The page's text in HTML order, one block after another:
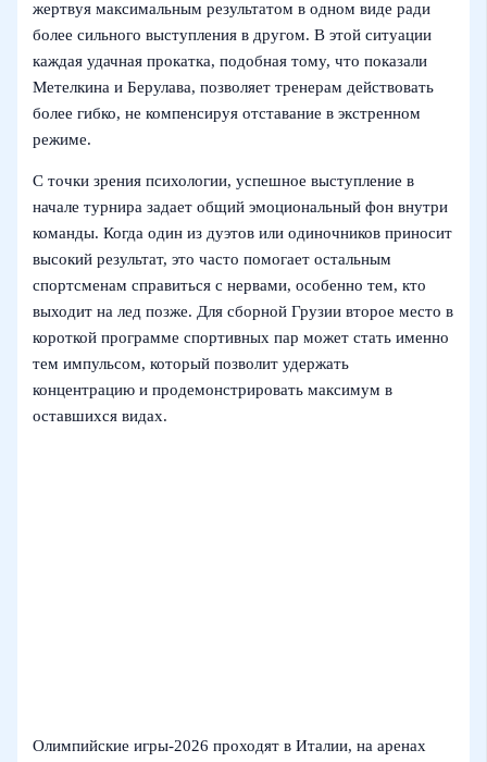
жертвуя максимальным результатом в одном виде ради
более сильного выступления в другом. В этой ситуации
каждая удачная прокатка, подобная тому, что показали
Метелкина и Берулава, позволяет тренерам действовать
более гибко, не компенсируя отставание в экстренном
режиме.
С точки зрения психологии, успешное выступление в
начале турнира задает общий эмоциональный фон внутри
команды. Когда один из дуэтов или одиночников приносит
высокий результат, это часто помогает остальным
спортсменам справиться с нервами, особенно тем, кто
выходит на лед позже. Для сборной Грузии второе место в
короткой программе спортивных пар может стать именно
тем импульсом, который позволит удержать
концентрацию и продемонстрировать максимум в
оставшихся видах.
Олимпийские игры‑2026 проходят в Италии, на аренах